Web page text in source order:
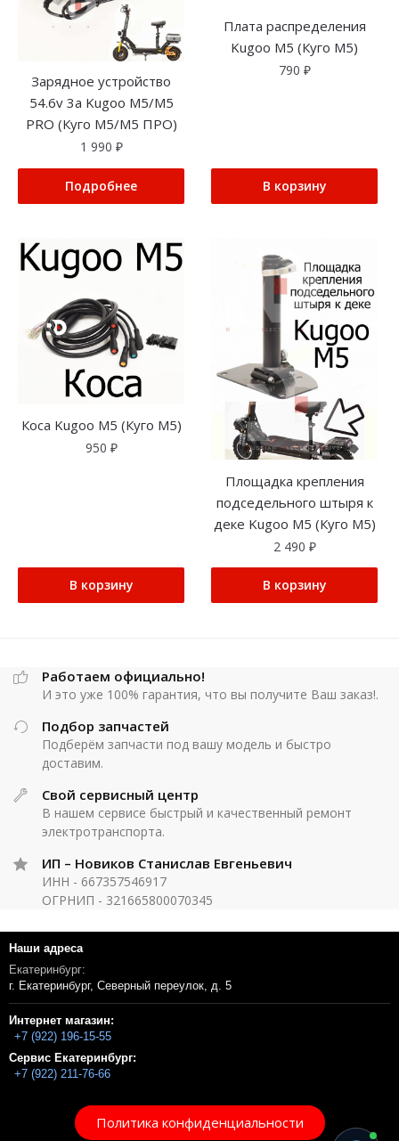
Зарядное устройство
54.6v 3a Kugoo M5/M5
PRO (Куго М5/М5 ПРО)
1 990 ₽
Подробнее
Плата распределения
Kugoo M5 (Куго М5)
790 ₽
В корзину
Коса Kugoo M5 (Куго М5)
950 ₽
В корзину
Площадка крепления
подседельного штыря к
деке Kugoo M5 (Куго М5)
2 490 ₽
В корзину
Работаем официально!
И это уже 100% гарантия, что вы получите Ваш заказ!.
Подбор запчастей
Подберём запчасти под вашу модель и быстро
доставим.
Свой сервисный центр
В нашем сервисе быстрый и качественный ремонт
электротранспорта.
ИП – Новиков Станислав Евгеньевич
ИНН - 667357546917
ОГРНИП - 321665800070345
Наши адреса
Екатеринбург:
г. Екатеринбург, Северный переулок, д. 5
Интернет магазин:
+7 (922) 196-15-55
Сервис Екатеринбург:
+7 (922) 211-76-66
Политика конфиденциальности